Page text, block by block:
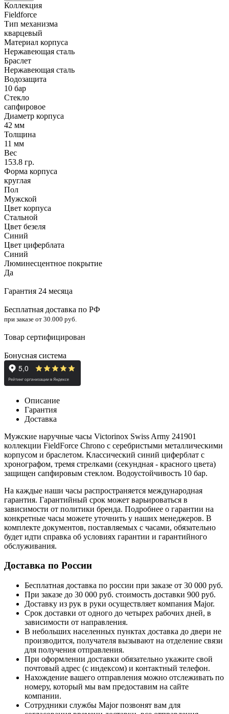
Коллекция
Fieldforce
Тип механизма
кварцевый
Материал корпуса
Нержавеющая сталь
Браслет
Нержавеющая сталь
Водозащита
10 бар
Стекло
сапфировое
Диаметр корпуса
42 мм
Толщина
11 мм
Вес
153.8 гр.
Форма корпуса
круглая
Пол
Мужской
Цвет корпуса
Стальной
Цвет безеля
Синий
Цвет циферблата
Синий
Люминесцентное покрытие
Да
Гарантия 24 месяца
Бесплатная доставка по РФ
при заказе от 30.000 руб.
Товар сертифицирован
Бонусная система
Описание
Гарантия
Доставка
Мужские наручные часы Victorinox Swiss Army 241901
коллекции FieldForce Chrono с серебристыми металлическими
корпусом и браслетом. Классический синий циферблат с
хронографом, тремя стрелками (секундная - красного цвета)
защищен сапфировым стеклом. Водоустойчивость 10 бар.
На каждые наши часы распространяется международная
гарантия. Гарантийный срок может варьироваться в
зависимости от политики бренда. Подробнее о гарантии на
конкретные часы можете уточнить у наших менеджеров. В
комплекте документов, поставляемых с часами, обязательно
будет идти справка об условиях гарантии и гарантийного
обслуживания.
Доставка по России
Бесплатная доставка по россии при заказе от 30 000 руб.
При заказе до 30 000 руб. стоимость доставки 900 руб.
Доставку из рук в руки осуществляет компания Major.
Срок доставки от одного до четырех рабочих дней, в
зависимости от направления.
В небольших населенных пунктах доставка до двери не
производится, получателя вызывают на отделение связи
для получения отправления.
При оформлении доставки обязательно укажите свой
почтовый адрес (с индексом) и контактный телефон.
Нахождение вашего отправления можно отслеживать по
номеру, который мы вам предоставим на сайте
компании.
Сотрудники службы Major позвонят вам для